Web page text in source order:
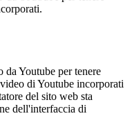
da Youtube per tenere
di Youtube incorporati
del sito web sta
dell'interfaccia di